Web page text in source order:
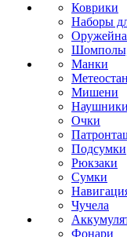
Коврики
Наборы
Шомполы,
Манки
Мишени
Наушники
Очки
Подсумки
Рюкзаки
Сумки
Чучела
Фонари